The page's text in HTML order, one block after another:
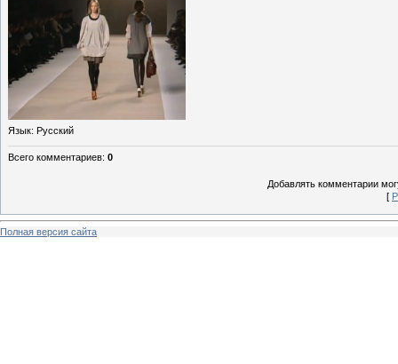
Язык: Русский
Всего комментариев: 0
Добавлять комментарии
[
Полная версия сайта